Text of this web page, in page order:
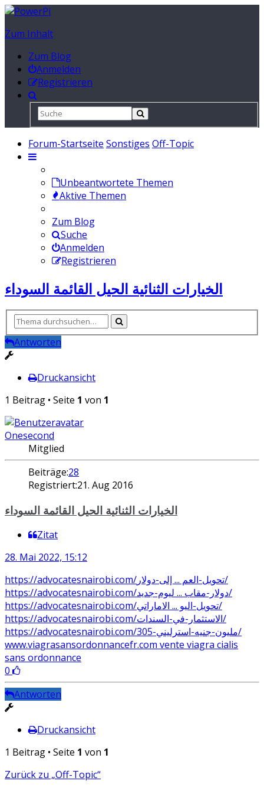
Zum Inhalt
Zum Blog
Anmelden
Registrieren
Forum-Startseite Sonstiges Off-Topic
Unbeantwortete Themen
Aktive Themen
Zum Blog
Suche
Anmelden
Registrieren
الخيارات الثنائية الحيل القائمة السوداء
Antworten
Druckansicht
1 Beitrag • Seite 1 von 1
Onesecond
Mitglied
Beiträge:28
Registriert:21. Aug 2016
الخيارات الثنائية الحيل القائمة السوداء
Zitat
28. Mai 2022, 15:12
https://advocatesnairobi.com/تحويل-العم ... إلى-دولار/
https://advocatesnairobi.com/دولار-مقاب ... ليوم-جديد/
https://advocatesnairobi.com/تحويل-اليو ... الاماراتي/
https://advocatesnairobi.com/الاستثمار-في-السندات/
https://advocatesnairobi.com/305-مليون-جنيه-استرليني/
www.viagrasansordonnancefr.com vente viagra cialis
sans ordonnance
0
Antworten
Druckansicht
1 Beitrag • Seite 1 von 1
Zurück zu „Off-Topic“